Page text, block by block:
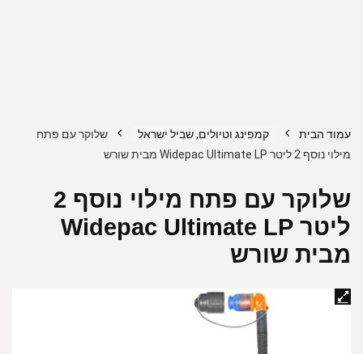
עמוד הבית קמפינג וטיולים, שביל ישראל
שלוקר עם פתח
מילוי נוסף 2 ליטר Widepac Ultimate LP מבית שורש
שלוקר עם פתח מילוי נוסף 2
ליטר Widepac Ultimate LP
מבית שורש